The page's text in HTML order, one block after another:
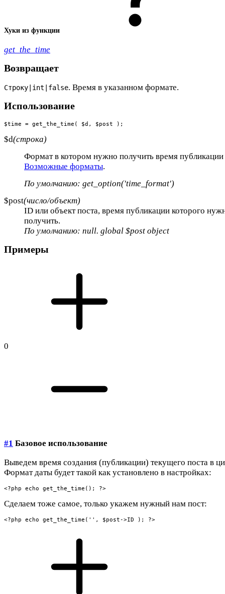
Хуки из функции
get_the_time
Возвращает
Строку|int|false. Время в указанном формате.
Использование
$time = get_the_time( $d, $post );
$d(строка)
Формат в котором нужно получить время публикации
Возможные форматы.
По умолчанию: get_option('time_format')
$post(число/объект)
ID или объект поста, время публикации которого
получить.
По умолчанию: null. global $post object
Примеры
0
#1 Базовое использование
Выведем время создания (публикации) текущего поста в
Формат даты будет такой как установлено в настройках:
<?php echo get_the_time(); ?>
Сделаем тоже самое, только укажем нужный нам пост:
<?php echo get_the_time('', $post->ID ); ?>